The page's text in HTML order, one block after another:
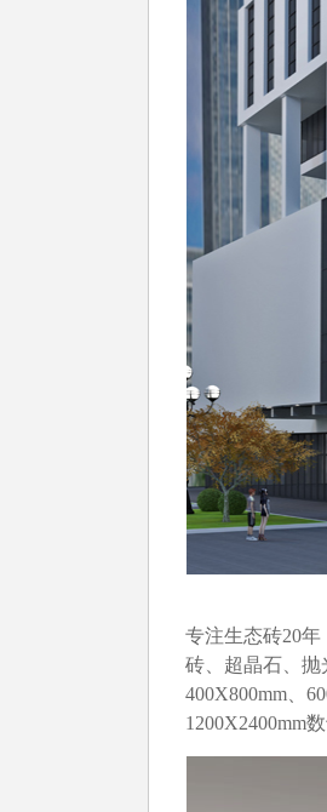
专注生态砖20
砖、超晶石、抛
400X800mm、
1200X2400mm